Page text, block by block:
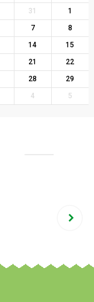
31
1
7
8
14
15
21
22
28
29
4 5